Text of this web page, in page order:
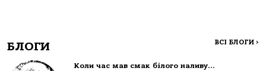
БЛОГИ ВСІ БЛОГИ >
Коли час мав смак білого наливу…